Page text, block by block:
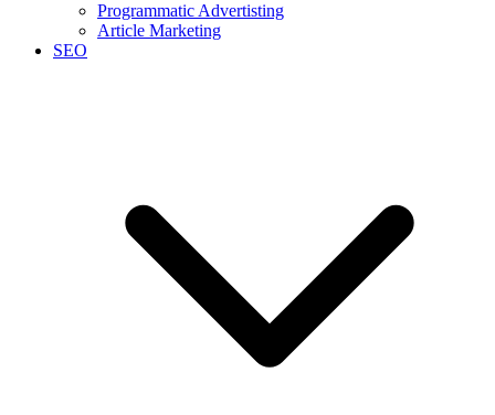
Programmatic Advertisting
Article Marketing
SEO